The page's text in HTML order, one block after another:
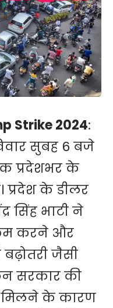
Strike 2024:
सुबह 6 बजे
प्रदेशभर के
प्रदेश के डीलर
सिंह भाटी ने
करने और
जैसी
सरकार की
मिलने के कारण